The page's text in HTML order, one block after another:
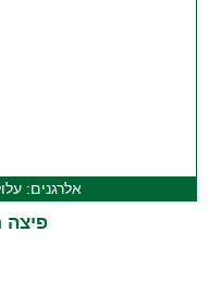
אלרגנים:
פיצה